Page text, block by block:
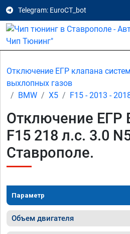
Telegram: EuroCT_bot
Отключение ЕГР клапана
выхлопных газов
BMW
X5 F15 - 2013 -
Отключение ЕГР
F15 218 л.с. 3.0
Ставрополе.
Параметр
Объем двигателя